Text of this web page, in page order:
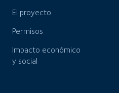
El proyecto
Permisos
Impacto económico
y social